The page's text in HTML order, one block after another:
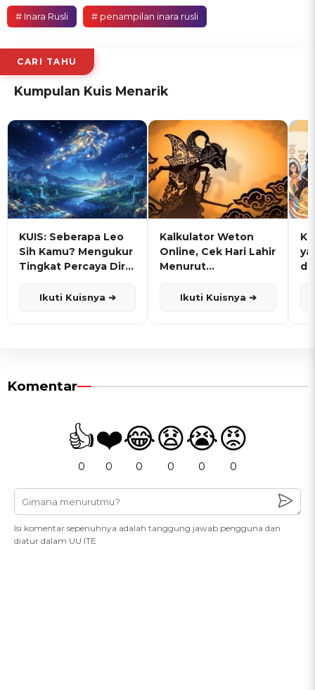
# Inara Rusli # penampilan inara rusli
CARI TAHU
Kumpulan Kuis Menarik
KUIS: Seberapa Leo
Sih Kamu? Mengukur
Tingkat Percaya Diri
Ikuti Kuisnya ➔
Kalkulator Weton
Online, Cek Hari Lahir
Menurut
Ikuti Kuisnya ➔
Komentar
👍
0
❤️
0
😂
0
😧
0
😭
0
😡
0
Isi komentar sepenuhnya adalah tanggung jawab pengguna dan
diatur dalam UU ITE